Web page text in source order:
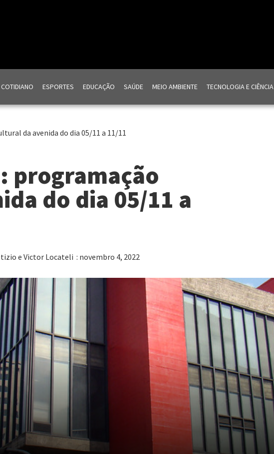
COTIDIANO ESPORTES EDUCAÇÃO SAÚDE MEIO AMBIENTE TECNOLOGIA E CIÊNCIA
da avenida do dia 05/11 a 11/11
programação
do dia 05/11 a
e Victor Locateli : novembro 4, 2022